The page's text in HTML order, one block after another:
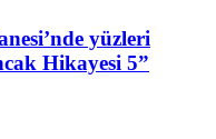
yüzleri
Hikayesi 5”